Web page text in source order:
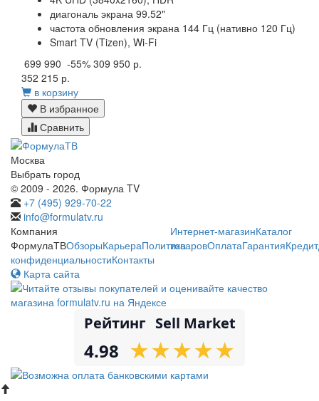
диагональ экрана 99.52"
частота обновления экрана 144 Гц (нативно 120 Гц)
Smart TV (Tizen), Wi-Fi
699 990 -55% 309 950 р.
352 215 р.
в корзину
В избранное
Сравнить
Москва
Выбрать город
© 2009 - 2026. Формула TV
+7 (495) 929-70-22
info@formulatv.ru
Компания
ФормулаТВОбзорыКарьераПолитика
конфиденциальностиКонтакты
Интернет-магазинКаталог
товаровОплатаГарантияКредит
Карта сайта
Рейтинг Sell Market
4.98 ★
★★
★★
★★
★★
★